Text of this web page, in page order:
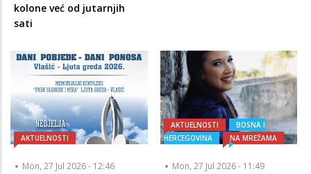
kolone već od jutarnjih
sati
AKTUELNOSTI
Mon, 27 Jul 2026 - 12:46
AKTUELNOSTI
BOSNA I
HERCEGOVINA
NA MREŽAMA
Mon, 27 Jul 2026 - 11:49